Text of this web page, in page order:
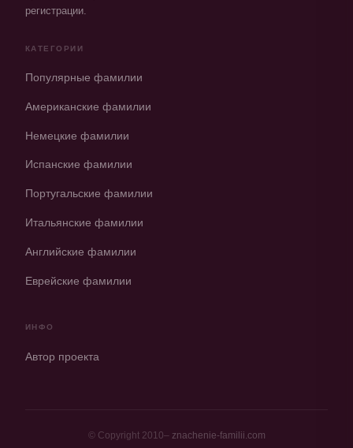
регистрации.
КАТЕГОРИИ
Популярные фамилии
Американские фамилии
Немецкие фамилии
Испанские фамилии
Португальские фамилии
Итальянские фамилии
Английские фамилии
Еврейские фамилии
ИНФО
Автор проекта
© Copyright 2010– znachenie-familii.com